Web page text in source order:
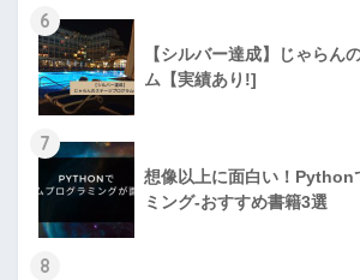
6
【シルバー達成】じゃらん
ム【実績あり!]
7
想像以上に面白い！Python
ミング-おすすめ書籍3選
8